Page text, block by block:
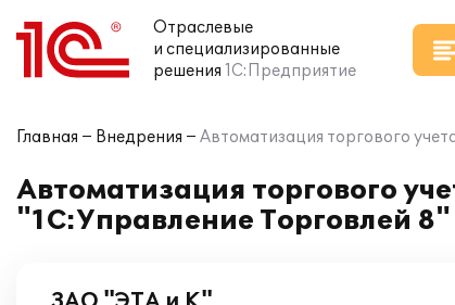
Отраслевые
и специализированные
решения 1С:Предприятие
Главная Внедрения Автоматизация торгового
Автоматизация торгового
"1С:Управление Торговлей 8"